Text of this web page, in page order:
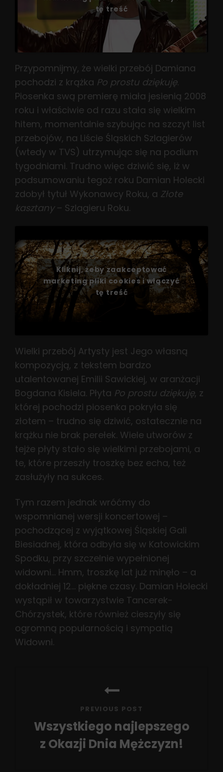
tę treść
Przypomnijmy, że wielki przebój Damiana
pochodzi z krążka Po prostu dziękuję.
Piosenka swą premierę miała jesienią 2008
roku i właściwie od razu stała się wielkim
hitem, momentalnie szybując na szczyt list
przebojów, na Liście Śląskich Szlagierów
(wtedy w TVS) utrzymując się na podium
tygodniami. Trudno więc dziwić się, iż w
podsumowaniu tegoż roku Damian Holecki
zdobył tytuł Wykonawcy Roku, a Złote
kasztany– Szlagieru Roku.
Kliknij, żeby zaakceptować
marketing pliki cookies i włączyć
tę treść
Wielki przebój Artysty jest Jego własną
kompozycją, z tekstem bardzo
utalentowanej Emilii Sawickiej, w aranżacji
Bogdana Kisiela. Płyta Po prostu dziękuję, z
której pochodzi piosenka pokryła się
złotem – trudno się dziwić, ostatecznie na
krążku nie brak perełek. Wiele utworów z
tejże płyty stało się wielkimi przebojami, a
te, które przeszły troszkę bez echa, też
zasłużyły na sukces.
Tym razem jednak wróćmy do
wspomnianej wersji koncertowej –
pochodzącej z wyjątkowej Śląskiej Gali
Biesiadnej, która odbyła się w Katowickim
Spodku, przy szczelnie wypełnionej
widowni… Hmm, troszkę lat już minęło – a
dokładniej 12… piękne czasy. Damian Holecki
wystąpił w towarzystwie Tancerek-
Chórzystek, które również cieszyły się
ogromną popularnością i sympatią
Widowni.
PREVIOUS POST
Wszystkiego najlepszego
z Okazji Dnia Mężczyzn!